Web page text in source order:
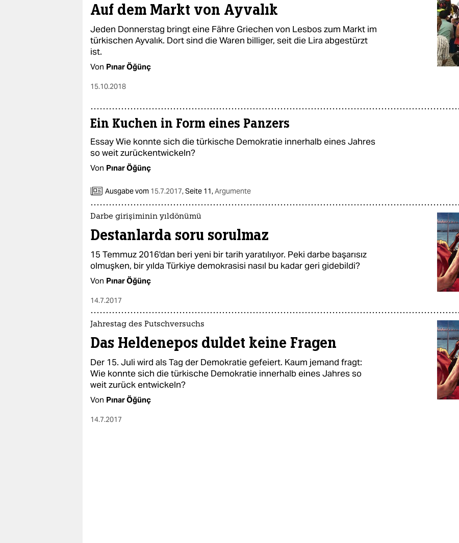
Auf dem Markt von Ayvalık
Jeden Donnerstag bringt eine Fähre Griechen von Lesbos zum Markt im
türkischen Ayvalık. Dort sind die Waren billiger, seit die Lira abgestürzt
ist.
Von Pınar Öğünç
15.10.2018
Ein Kuchen in Form eines Panzers
Essay Wie konnte sich die türkische Demokratie innerhalb eines Jahres
so weit zurückentwickeln?
Von Pınar Öğünç
Ausgabe vom 15.7.2017,Seite 11,Argumente
Darbe girişiminin yıldönümü
Destanlarda soru sorulmaz
15 Temmuz 2016'dan beri yeni bir tarih yaratılıyor. Peki darbe başarısız
olmuşken, bir yılda Türkiye demokrasisi nasıl bu kadar geri gidebildi?
Von Pınar Öğünç
14.7.2017
Jahrestag des Putschversuchs
Das Heldenepos duldet keine Fragen
Der 15. Juli wird als Tag der Demokratie gefeiert. Kaum jemand fragt:
Wie konnte sich die türkische Demokratie innerhalb eines Jahres so
weit zurück entwickeln?
Von Pınar Öğünç
14.7.2017